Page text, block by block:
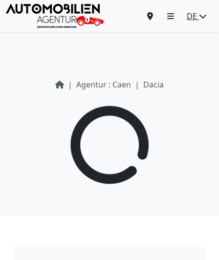
DE
Agentur : Caen Dacia